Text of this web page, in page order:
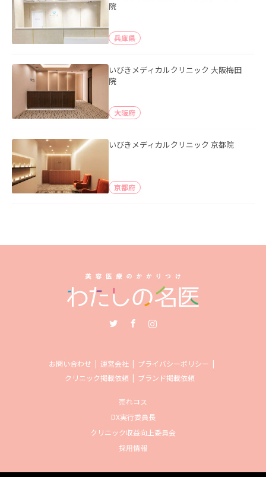
院
兵庫県
いびきメディカルクリニック 大阪梅田
院
大阪府
いびきメディカルクリニック 京都院
京都府
お問い合わせ 運営会社
プライバシーポリシー
クリニック掲載依頼
ブランド掲載依頼
売れコス
DX実行委員長
クリニック収益向上委員会
採用情報